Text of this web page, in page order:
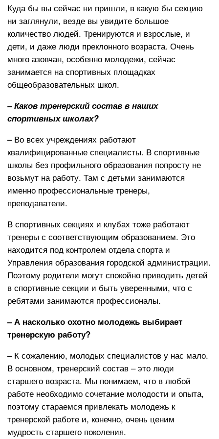
Куда бы вы сейчас ни пришли, в какую бы секцию
ни заглянули, везде вы увидите большое
количество людей. Тренируются и взрослые, и
дети, и даже люди преклонного возраста. Очень
много азовчан, особенно молодежи, сейчас
занимается на спортивных площадках
общеобразовательных школ.
– Каков тренерский состав в наших
спортивных школах?
– Во всех учреждениях работают
квалифицированные специалисты. В спортивные
школы без профильного образования попросту не
возьмут на работу. Там с детьми занимаются
именно профессиональные тренеры,
преподаватели.
В спортивных секциях и клубах тоже работают
тренеры с соответствующим образованием. Это
находится под контролем отдела спорта и
Управления образования городской администрации.
Поэтому родители могут спокойно приводить детей
в спортивные секции и быть уверенными, что с
ребятами занимаются профессионалы.
– А насколько охотно молодежь выбирает
тренерскую работу?
– К сожалению, молодых специалистов у нас мало.
В основном, тренерский состав – это люди
старшего возраста. Мы понимаем, что в любой
работе необходимо сочетание молодости и опыта,
поэтому стараемся привлекать молодежь к
тренерской работе и, конечно, очень ценим
мудрость старшего поколения.